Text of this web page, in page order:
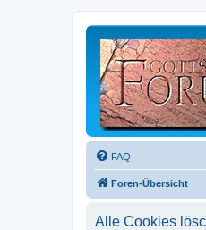
FAQ
Foren-Übersicht
Alle Cookies